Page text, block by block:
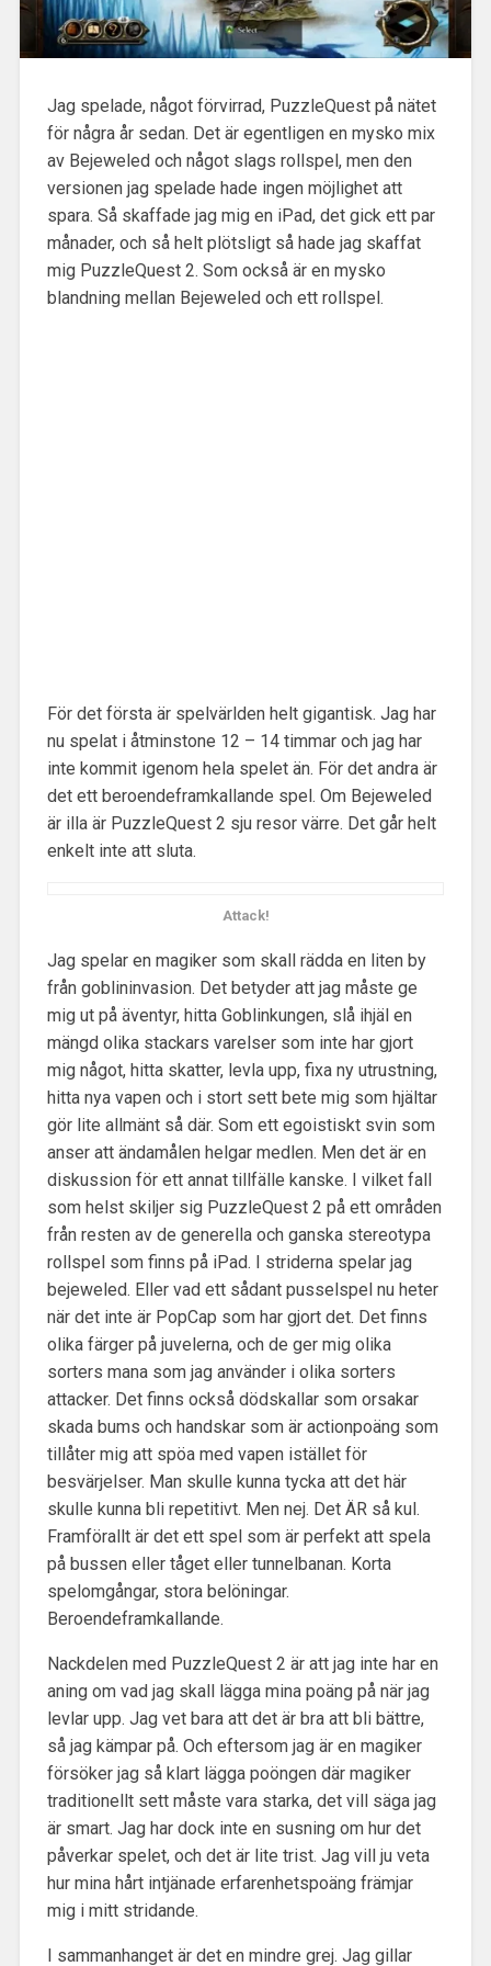
Jag spelade, något förvirrad, PuzzleQuest på nätet
för några år sedan. Det är egentligen en mysko mix
av Bejeweled och något slags rollspel, men den
versionen jag spelade hade ingen möjlighet att
spara. Så skaffade jag mig en iPad, det gick ett par
månader, och så helt plötsligt så hade jag skaffat
mig PuzzleQuest 2. Som också är en mysko
blandning mellan Bejeweled och ett rollspel.
För det första är spelvärlden helt gigantisk. Jag har
nu spelat i åtminstone 12 – 14 timmar och jag har
inte kommit igenom hela spelet än. För det andra är
det ett beroendeframkallande spel. Om Bejeweled
är illa är PuzzleQuest 2 sju resor värre. Det går helt
enkelt inte att sluta.
Attack!
Jag spelar en magiker som skall rädda en liten by
från goblininvasion. Det betyder att jag måste ge
mig ut på äventyr, hitta Goblinkungen, slå ihjäl en
mängd olika stackars varelser som inte har gjort
mig något, hitta skatter, levla upp, fixa ny utrustning,
hitta nya vapen och i stort sett bete mig som hjältar
gör lite allmänt så där. Som ett egoistiskt svin som
anser att ändamålen helgar medlen. Men det är en
diskussion för ett annat tillfälle kanske. I vilket fall
som helst skiljer sig PuzzleQuest 2 på ett områden
från resten av de generella och ganska stereotypa
rollspel som finns på iPad. I striderna spelar jag
bejeweled. Eller vad ett sådant pusselspel nu heter
när det inte är PopCap som har gjort det. Det finns
olika färger på juvelerna, och de ger mig olika
sorters mana som jag använder i olika sorters
attacker. Det finns också dödskallar som orsakar
skada bums och handskar som är actionpoäng som
tillåter mig att spöa med vapen istället för
besvärjelser. Man skulle kunna tycka att det här
skulle kunna bli repetitivt. Men nej. Det ÄR så kul.
Framförallt är det ett spel som är perfekt att spela
på bussen eller tåget eller tunnelbanan. Korta
spelomgångar, stora belöningar.
Beroendeframkallande.
Nackdelen med PuzzleQuest 2 är att jag inte har en
aning om vad jag skall lägga mina poäng på när jag
levlar upp. Jag vet bara att det är bra att bli bättre,
så jag kämpar på. Och eftersom jag är en magiker
försöker jag så klart lägga poöngen där magiker
traditionellt sett måste vara starka, det vill säga jag
är smart. Jag har dock inte en susning om hur det
påverkar spelet, och det är lite trist. Jag vill ju veta
hur mina hårt intjänade erfarenhetspoäng främjar
mig i mitt stridande.
I sammanhanget är det en mindre grej. Jag gillar